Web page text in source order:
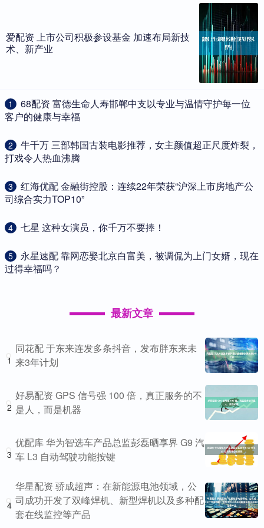
爱配资 上市公司积极参设基金 加速布局新技
术、新产业
1
​68配资 富德生命人寿邯郸中支以专业与温情守护每一位
客户的健康与幸福
2
​牛千万 三部韩国古装电影推荐，女主颜值超正尺度炸裂，
打戏令人热血沸腾
3
​红海优配 金融街控股：连续22年荣获“沪深上市房地产公
司综合实力TOP10”
4 ​七星 这种女演员，你千万不要捧！
5
​永星速配 靠网恋娶北京白富美，被调侃为上门女婿，现在
过得幸福吗？
最新文章
1
同花配 于东来连发多条抖音，发布胖东来未
来3年计划
2
好易配资 GPS 信号强 100 倍，真正服务的不
是人，而是机器
3
优配库 华为智选车产品总监彭磊晒享界 G9 汽
车 L3 自动驾驶功能按键
4
华星配资 骄成超声：在新能源电池领域，公
司成功开发了双峰焊机、新型焊机以及多种配
套在线监控等产品